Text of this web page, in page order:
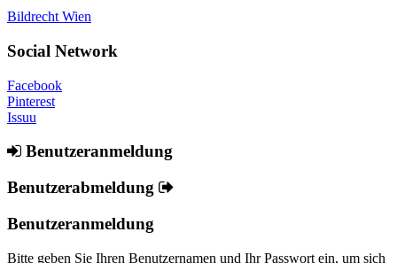
Bildrecht Wien
Social Network
Facebook
Pinterest
Issuu
Benutzeranmeldung
Benutzerabmeldung
Benutzeranmeldung
Bitte geben Sie Ihren Benutzernamen und Ihr Passwort ein, um sich